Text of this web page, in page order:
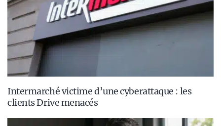
Intermarché victime d’une cyberattaque : les
clients Drive menacés